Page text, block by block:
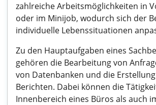
zahlreiche Arbeitsmöglichkeiten in
oder im Minijob, wodurch sich der
individuelle Lebenssituationen
Zu den Hauptaufgaben eines
gehören die Bearbeitung von
von Datenbanken und die
Berichten. Dabei können die
Innenbereich eines Büros als auch